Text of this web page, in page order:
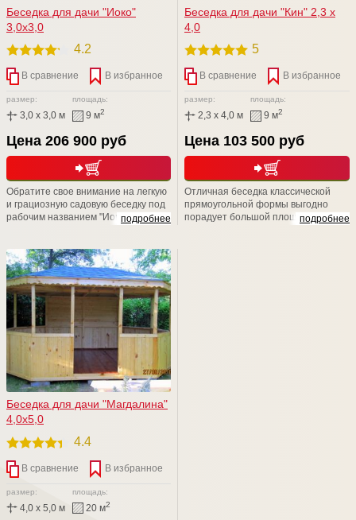
Беседка для дачи "Иоко"
3,0х3,0
4.2
В сравнение В избранное
размер:
3,0 x 3,0 м
площадь:
9 м2
Цена 206 900 руб
подробнее
Обратите свое внимание на легкую
и грациозную садовую беседку под
рабочим названием "Иоко". Данная
любителей уединения. Ажурные
элементы придают красоту и
легкость Красота -страшная сила!
Любая размерная линейка.
Вместимость до 12 человек!
Беседка для дачи "Кин" 2,3 х
4,0
5
В сравнение В избранное
размер:
2,3 x 4,0 м
площадь:
9 м2
Цена 103 500 руб
подробнее
Отличная беседка классической
прямоугольной формы выгодно
порадует большой площадью и
Беседка для дачи "Магдалина"
4,0х5,0
4.4
В сравнение В избранное
размер:
4,0 x 5,0 м
площадь:
20 м2